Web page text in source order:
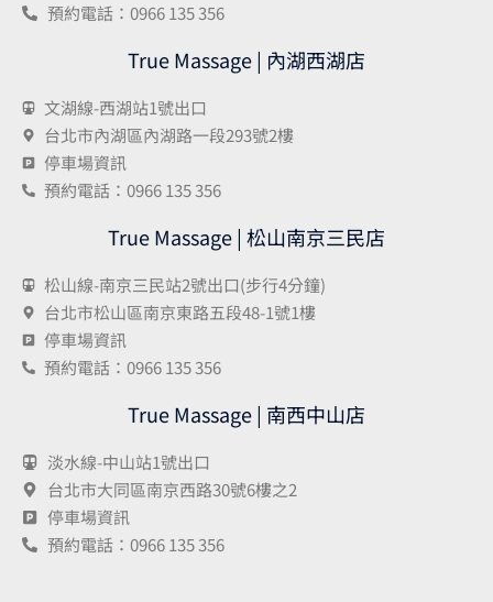
預約電話：0966 135 356
True Massage | 內湖西湖店
文湖線-西湖站1號出口
台北市內湖區內湖路一段293號2樓
停車場資訊
預約電話：0966 135 356
True Massage | 松山南京三民店
松山線-南京三民站2號出口(步行4分鐘)
台北市松山區南京東路五段48-1號1樓
停車場資訊
預約電話：0966 135 356
True Massage | 南西中山店
淡水線-中山站1號出口
台北市大同區南京西路30號6樓之2
停車場資訊
預約電話：0966 135 356